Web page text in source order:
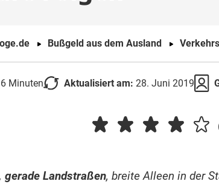
Bußgeld aus dem Ausland
6 Minuten Aktualisiert am: 28. Juni 2019
gerade Landstraßen, breite Alleen in der